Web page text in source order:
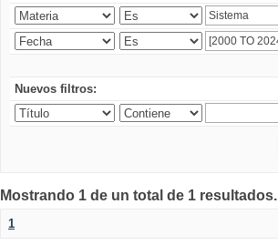
Nuevos filtros:
Mostrando 1 de un total de 1 resultados.
1